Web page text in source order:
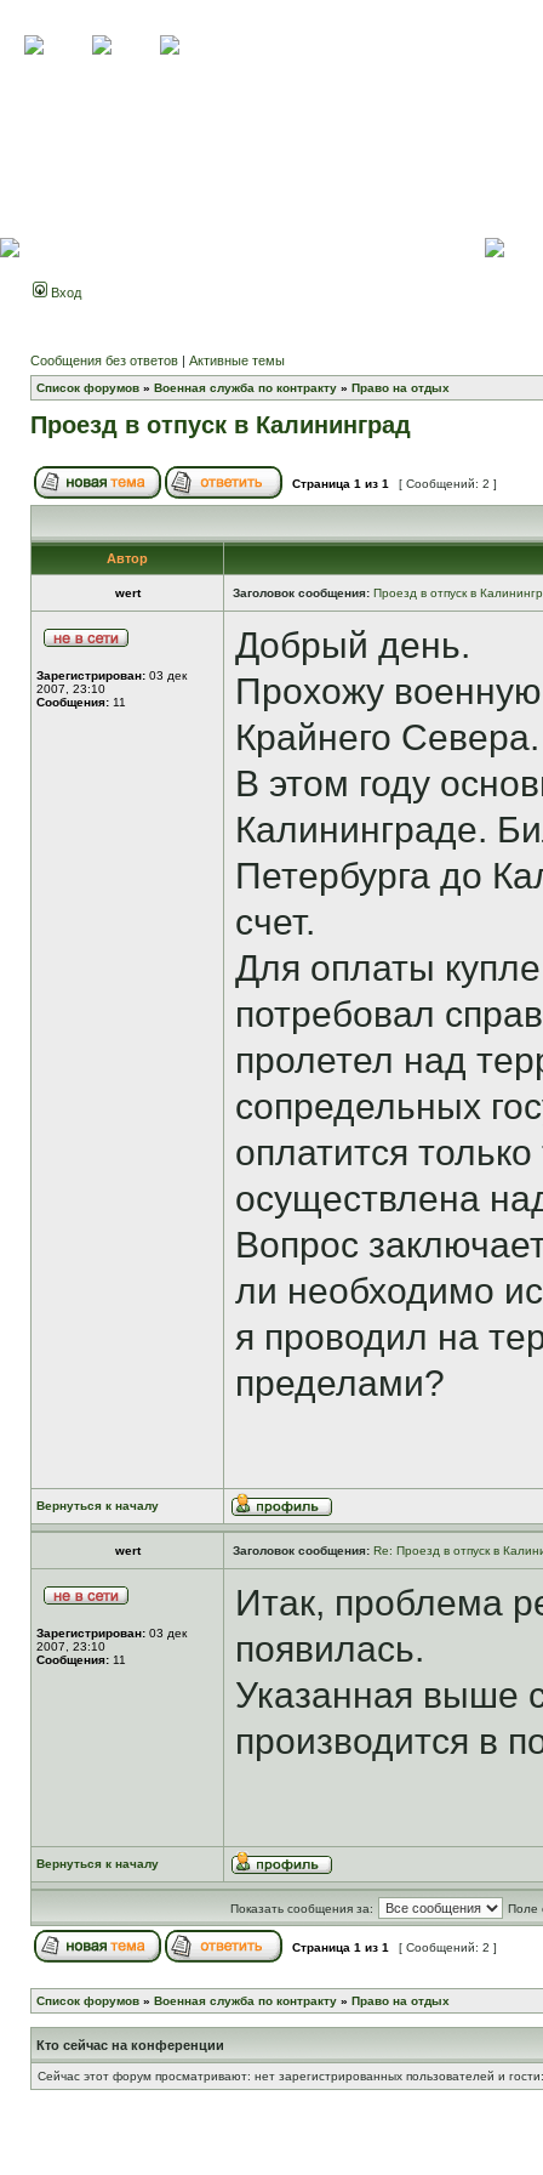
Вход
Сообщения без ответов | Активные темы
Список форумов » Военная служба по контракту » Право на отдых
Проезд в отпуск в Калининград
Страница 1 из 1 [ Сообщений: 2 ]
Автор
wert Заголовок сообщения: Проезд в отпуск в
Зарегистрирован: 03 дек
2007, 23:10
Сообщения: 11
Добрый день.
Прохожу военную
Крайнего Севера.
В этом году
Калининграде.
Петербурга до
счет.
Для оплаты
потребовал
пролетел над
сопредельных
оплатится
осуществлена
Вопрос
ли необходимо
я проводил на
пределами?
Вернуться к началу
wert Заголовок сообщения: Re: Проезд в отпуск в
Зарегистрирован: 03 дек
2007, 23:10
Сообщения: 11
Итак, проблема
появилась.
Указанная выше
производится в
Вернуться к началу
Показать сообщения за: Поле
Страница 1 из 1 [ Сообщений: 2 ]
Список форумов » Военная служба по контракту » Право на отдых
Кто сейчас на конференции
Сейчас этот форум просматривают: нет зарегистрированных пользователей и